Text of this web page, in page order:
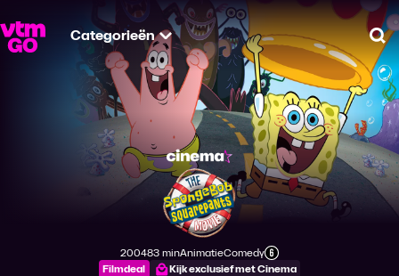
Categorieën
De Spongebob
Productiejaar
2004
Tijdsduur
83 min
Genre
Animatie
Genre
Comedy
Leeftijdsclassificatie
Filmdeal Kijk exclusief met Cinema